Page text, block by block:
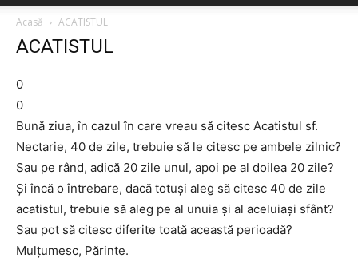
Acasă
ACATISTUL
ACATISTUL
0
0
Bună ziua, în cazul în care vreau să citesc Acatistul sf.
Nectarie, 40 de zile, trebuie să le citesc pe ambele zilnic?
Sau pe rând, adică 20 zile unul, apoi pe al doilea 20 zile?
Şi încă o întrebare, dacă totuşi aleg să citesc 40 de zile
acatistul, trebuie să aleg pe al unuia şi al aceluiaşi sfânt?
Sau pot să citesc diferite toată această perioadă?
Mulţumesc, Părinte.